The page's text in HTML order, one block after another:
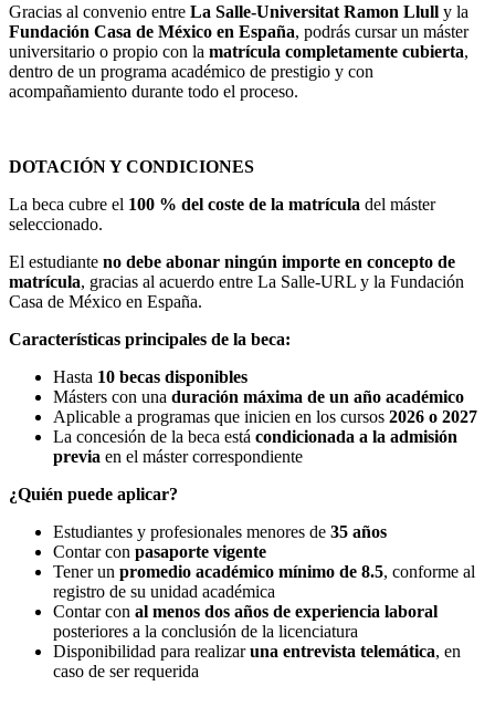
Gracias al convenio entre La Salle-Universitat Ramon Llull y la
Fundación Casa de México en España, podrás cursar un máster
universitario o propio con la matrícula completamente cubierta,
dentro de un programa académico de prestigio y con
acompañamiento durante todo el proceso.
DOTACIÓN Y CONDICIONES
La beca cubre el 100 % del coste de la matrícula del máster
seleccionado.
El estudiante no debe abonar ningún importe en concepto de
matrícula, gracias al acuerdo entre La Salle-URL y la Fundación
Casa de México en España.
Características principales de la beca:
Hasta 10 becas disponibles
Másters con una duración máxima de un año académico
Aplicable a programas que inicien en los cursos 2026 o 2027
La concesión de la beca está condicionada a la admisión
previa en el máster correspondiente
¿Quién puede aplicar?
Estudiantes y profesionales menores de 35 años
Contar con pasaporte vigente
Tener un promedio académico mínimo de 8.5, conforme al
registro de su unidad académica
Contar con al menos dos años de experiencia laboral
posteriores a la conclusión de la licenciatura
Disponibilidad para realizaruna entrevista telemática, en
caso de ser requerida